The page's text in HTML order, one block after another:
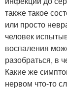
также такое
или просто
человек
воспаления
разобраться, в
Какие же
нервом что-то